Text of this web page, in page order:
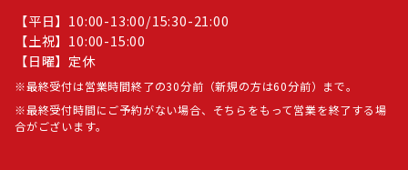
【平日】10:00-13:00/15:30-21:00
【土祝】10:00-15:00
【日曜】定休
最終受付は営業時間終了の30分前（新規の方は60分前）まで。
最終受付時間にご予約がない場合、そちらをもって営業を終了する場
合がございます。